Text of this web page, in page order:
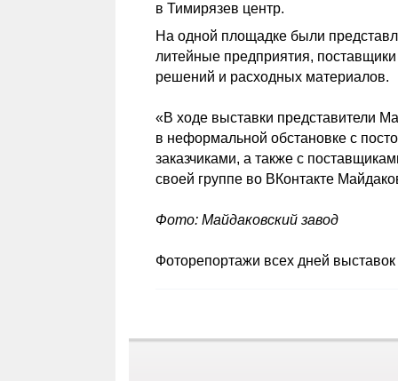
в Тимирязев центр.
На одной площадке были
литейные предприятия,
решений и расходных материалов.
«В ходе выставки представители
в неформальной обстановке с
заказчиками, а также с
своей группе во ВКонтакте
Фото: Майдаковский завод
Фоторепортажи всех дней